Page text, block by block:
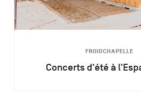
FROIDCHAPELLE
Concerts d'été à